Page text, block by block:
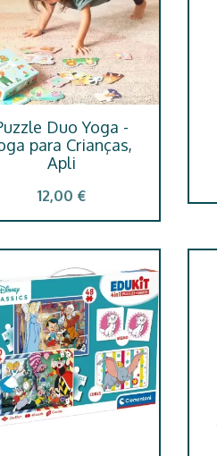
Duo Yoga -
para Crianças,
Apli
12,00 €